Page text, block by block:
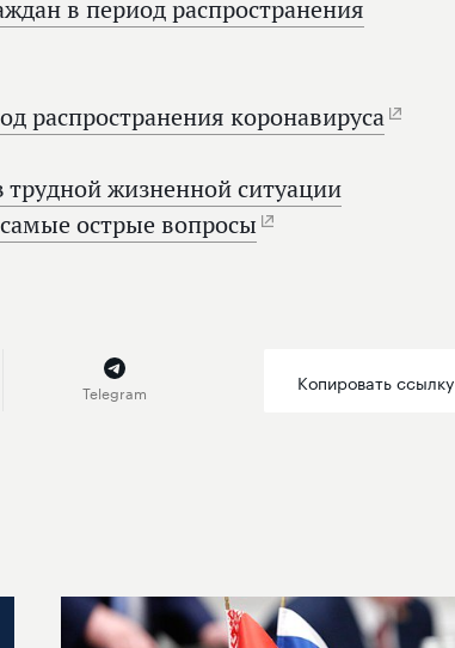
в период распространения
распространения коронавируса
трудной жизненной ситуации
острые вопросы
Telegram Копировать ссылку